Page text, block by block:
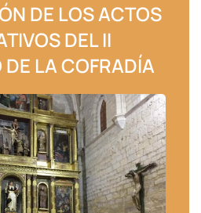
DE LOS ACTOS
DEL II
LA COFRADÍA